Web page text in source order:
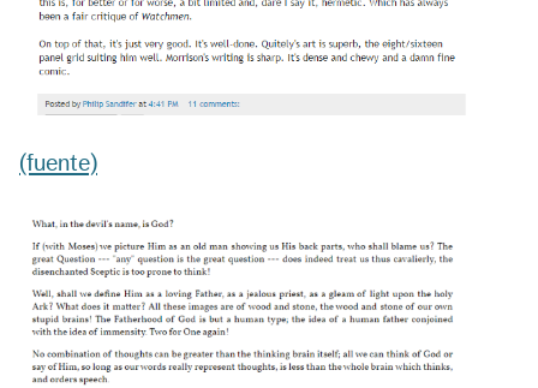
(fuente)